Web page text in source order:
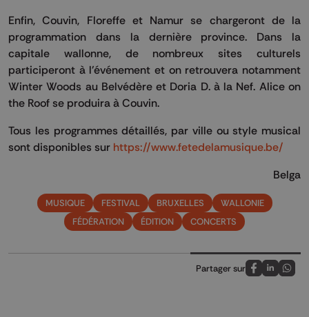
Enfin, Couvin, Floreffe et Namur se chargeront de la
programmation dans la dernière province. Dans la
capitale wallonne, de nombreux sites culturels
participeront à l'événement et on retrouvera notamment
Winter Woods au Belvédère et Doria D. à la Nef. Alice on
the Roof se produira à Couvin.
Tous les programmes détaillés, par ville ou style musical
sont disponibles sur https://www.fetedelamusique.be/
Belga
MUSIQUE FESTIVAL BRUXELLES
WALLONIE
FÉDÉRATION
ÉDITION CONCERTS
Partager sur
Partagez sur
Partagez